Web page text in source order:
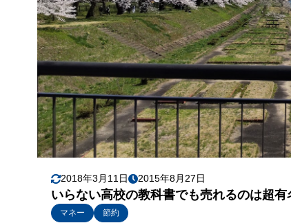
2018年3月11日 2015年8月27日
いらない高校の教科書でも売れるのは超有
マネー
節約